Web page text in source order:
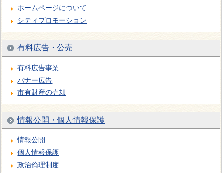
ホームページについて
シティプロモーション
有料広告・公売
有料広告事業
バナー広告
市有財産の売却
情報公開・個人情報保護
情報公開
個人情報保護
政治倫理制度